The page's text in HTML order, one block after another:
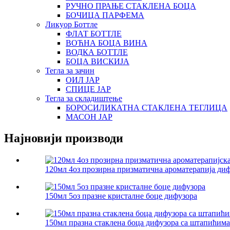
РУЧНО ПРАЊЕ СТАКЛЕНА БОЦА
БОЧИЦА ПАРФЕМА
Ликуор Боттле
ФЛАТ БОТТЛЕ
ВОЋНА БОЦА ВИНА
ВОДКА БОТТЛЕ
БОЦА ВИСКИЈА
Тегла за зачин
ОИЛ ЈАР
СПИЦЕ ЈАР
Тегла за складиштење
БОРОСИЛИКАТНА СТАКЛЕНА ТЕГЛИЦА
МАСОН ЈАР
Најновији производи
120мл 4оз прозирна призматична ароматерапија
150мл 5оз празне кристалне боце дифузора
150мл празна стаклена боца дифузора са штапићима